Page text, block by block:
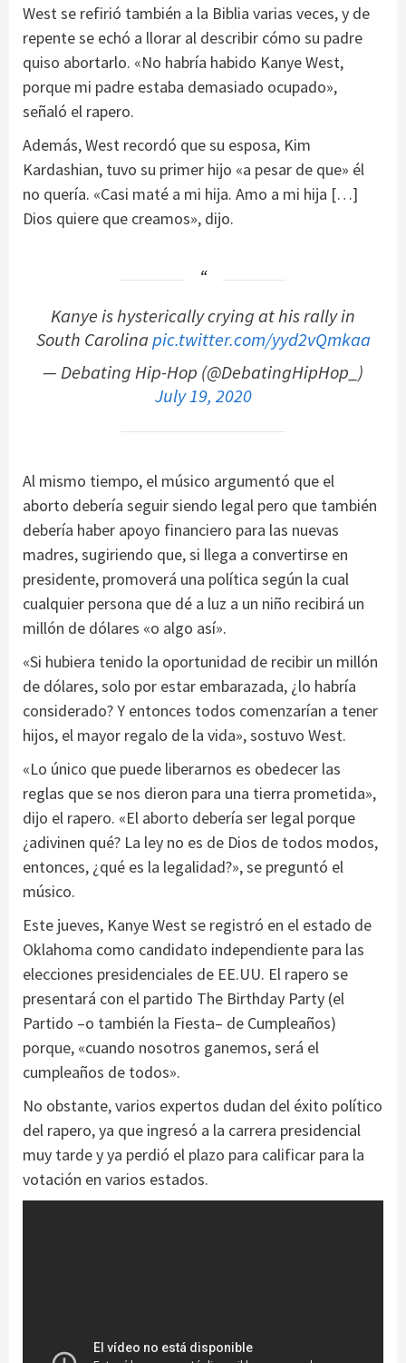
West se refirió también a la Biblia varias veces, y de
repente se echó a llorar al describir cómo su padre
quiso abortarlo. «No habría habido Kanye West,
porque mi padre estaba demasiado ocupado»,
señaló el rapero.
Además, West recordó que su esposa, Kim
Kardashian, tuvo su primer hijo «a pesar de que» él
no quería. «Casi maté a mi hija. Amo a mi hija […]
Dios quiere que creamos», dijo.
Kanye is hysterically crying at his rally in
South Carolinapic.twitter.com/yyd2vQmkaa
— Debating Hip-Hop (@DebatingHipHop_)
July 19, 2020
Al mismo tiempo, el músico argumentó que el
aborto debería seguir siendo legal pero que también
debería haber apoyo financiero para las nuevas
madres, sugiriendo que, si llega a convertirse en
presidente, promoverá una política según la cual
cualquier persona que dé a luz a un niño recibirá un
millón de dólares «o algo así».
«Si hubiera tenido la oportunidad de recibir un millón
de dólares, solo por estar embarazada, ¿lo habría
considerado? Y entonces todos comenzarían a tener
hijos, el mayor regalo de la vida», sostuvo West.
«Lo único que puede liberarnos es obedecer las
reglas que se nos dieron para una tierra prometida»,
dijo el rapero. «El aborto debería ser legal porque
¿adivinen qué? La ley no es de Dios de todos modos,
entonces, ¿qué es la legalidad?», se preguntó el
músico.
Este jueves, Kanye West se registró en el estado de
Oklahoma como candidato independiente para las
elecciones presidenciales de EE.UU. El rapero se
presentará con el partido The Birthday Party (el
Partido –o también la Fiesta– de Cumpleaños)
porque, «cuando nosotros ganemos, será el
cumpleaños de todos».
No obstante, varios expertos dudan del éxito político
del rapero, ya que ingresó a la carrera presidencial
muy tarde y ya perdió el plazo para calificar para la
votación en varios estados.